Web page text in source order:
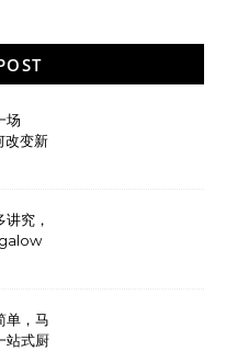
场
变新
究，
单，马
站式厨